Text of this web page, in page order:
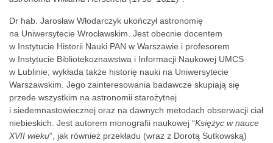
Dr hab. Jarosław Włodarczyk ukończył astronomię
na Uniwersytecie Wrocławskim. Jest obecnie docentem
w Instytucie Historii Nauki PAN w Warszawie i profesorem
w Instytucie Bibliotekoznawstwa i Informacji Naukowej UMCS
w Lublinie; wykłada także historię nauki na Uniwersytecie
Warszawskim. Jego zainteresowania badawcze skupiają się
przede wszystkim na astronomii starożytnej
i siedemnastowiecznej oraz na dawnych metodach obserwacji ciał
niebieskich. Jest autorem monografii naukowej “Księżyc w nauce
XVII wieku“, jak również przekładu (wraz z Dorotą Sutkowską)